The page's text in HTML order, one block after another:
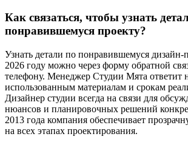
Как связаться, чтобы узнать
понравившемуся проекту?
Узнать детали по понравившемуся дизайн-
2026 году можно через форму обратной
телефону. Менеджер Студии Мята ответит
использованным материалам и срокам
Дизайнер студии всегда на связи для
нюансов и планировочных решений
2013 года компания обеспечивает
на всех этапах проектирования.